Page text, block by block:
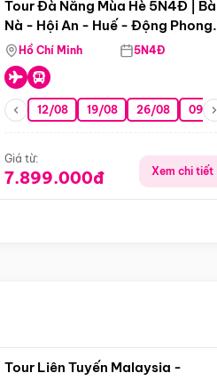
Tour Đà Nẵng Mùa Hè 5N4Đ | Bà
Nà - Hội An - Huế - Động Phong
NhaHồ Chí Minh 5N4Đ
12/08 19/08 26/08 09/09
Giá từ:
7.899.000đ Xem chi tiết
Tour Liên Tuyến Malaysia -